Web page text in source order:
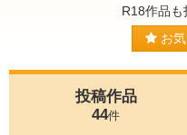
R18作品も
お気
投稿作品
44件